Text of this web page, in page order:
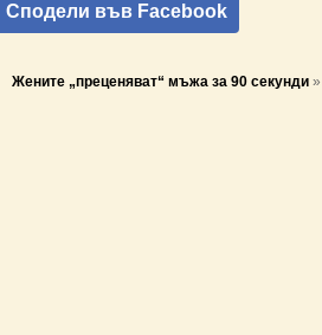
Сподели във Facebook
Жените „преценяват“ мъжа за 90 секунди »